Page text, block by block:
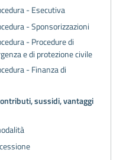
- Esecutiva
- Sponsorizzazioni
- Procedure di
e di protezione civile
- Finanza di
sussidi, vantaggi